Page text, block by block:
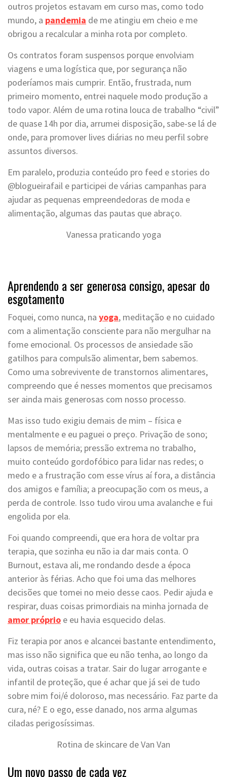
outros projetos estavam em curso mas, como todo
mundo, a pandemia de me atingiu em cheio e me
obrigou a recalcular a minha rota por completo.
Os contratos foram suspensos porque envolviam
viagens e uma logística que, por segurança não
poderíamos mais cumprir. Então, frustrada, num
primeiro momento, entrei naquele modo produção a
todo vapor. Além de uma rotina louca de trabalho “civil”
de quase 14h por dia, arrumei disposição, sabe-se lá de
onde, para promover lives diárias no meu perfil sobre
assuntos diversos.
Em paralelo, produzia conteúdo pro feed e stories do
@blogueirafail e participei de várias campanhas para
ajudar as pequenas empreendedoras de moda e
alimentação, algumas das pautas que abraço.
Vanessa praticando yoga
Aprendendo a ser generosa consigo, apesar do
esgotamento
Foquei, como nunca, na yoga, meditação e no cuidado
com a alimentação consciente para não mergulhar na
fome emocional. Os processos de ansiedade são
gatilhos para compulsão alimentar, bem sabemos.
Como uma sobrevivente de transtornos alimentares,
compreendo que é nesses momentos que precisamos
ser ainda mais generosas com nosso processo.
Mas isso tudo exigiu demais de mim – física e
mentalmente e eu paguei o preço. Privação de sono;
lapsos de memória; pressão extrema no trabalho,
muito conteúdo gordofóbico para lidar nas redes; o
medo e a frustração com esse vírus aí fora, a distância
dos amigos e família; a preocupação com os meus, a
perda de controle. Isso tudo virou uma avalanche e fui
engolida por ela.
Foi quando compreendi, que era hora de voltar pra
terapia, que sozinha eu não ia dar mais conta. O
Burnout, estava ali, me rondando desde a época
anterior às férias. Acho que foi uma das melhores
decisões que tomei no meio desse caos. Pedir ajuda e
respirar, duas coisas primordiais na minha jornada de
amor próprio e eu havia esquecido delas.
Fiz terapia por anos e alcancei bastante entendimento,
mas isso não significa que eu não tenha, ao longo da
vida, outras coisas a tratar. Sair do lugar arrogante e
infantil de proteção, que é achar que já sei de tudo
sobre mim foi/é doloroso, mas necessário. Faz parte da
cura, né? E o ego, esse danado, nos arma algumas
ciladas perigosíssimas.
Rotina de skincare de Van Van
Um novo passo de cada vez